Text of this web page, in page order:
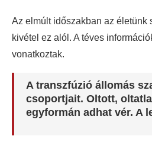
Az elmúlt időszakban az életünk
kivétel ez alól. A téves
vonatkoztak.
A transzfúzió állomás
csoportjait. Oltott,
egyformán adhat vér. A